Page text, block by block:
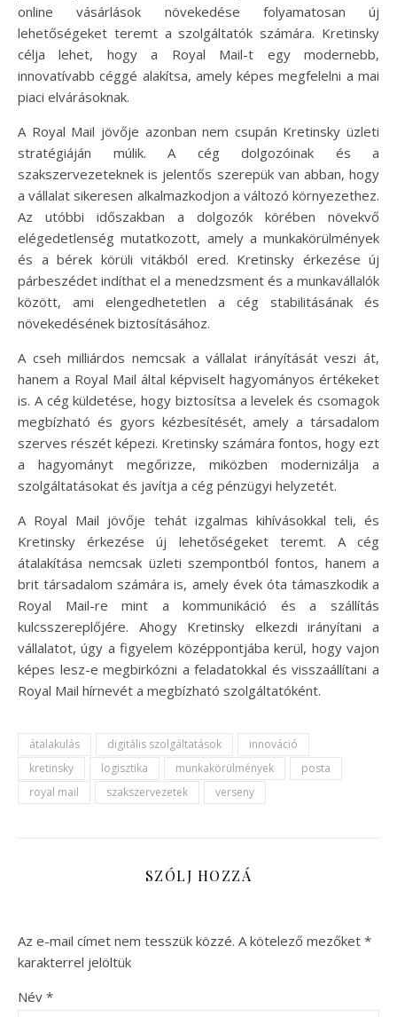
online vásárlások növekedése folyamatosan új
lehetőségeket teremt a szolgáltatók számára. Kretinsky
célja lehet, hogy a Royal Mail-t egy modernebb,
innovatívabb céggé alakítsa, amely képes megfelelni a mai
piaci elvárásoknak.
A Royal Mail jövője azonban nem csupán Kretinsky üzleti
stratégiáján múlik. A cég dolgozóinak és a
szakszervezeteknek is jelentős szerepük van abban, hogy
a vállalat sikeresen alkalmazkodjon a változó környezethez.
Az utóbbi időszakban a dolgozók körében növekvő
elégedetlenség mutatkozott, amely a munkakörülmények
és a bérek körüli vitákból ered. Kretinsky érkezése új
párbeszédet indíthat el a menedzsment és a munkavállalók
között, ami elengedhetetlen a cég stabilitásának és
növekedésének biztosításához.
A cseh milliárdos nemcsak a vállalat irányítását veszi át,
hanem a Royal Mail által képviselt hagyományos értékeket
is. A cég küldetése, hogy biztosítsa a levelek és csomagok
megbízható és gyors kézbesítését, amely a társadalom
szerves részét képezi. Kretinsky számára fontos, hogy ezt
a hagyományt megőrizze, miközben modernizálja a
szolgáltatásokat és javítja a cég pénzügyi helyzetét.
A Royal Mail jövője tehát izgalmas kihívásokkal teli, és
Kretinsky érkezése új lehetőségeket teremt. A cég
átalakítása nemcsak üzleti szempontból fontos, hanem a
brit társadalom számára is, amely évek óta támaszkodik a
Royal Mail-re mint a kommunikáció és a szállítás
kulcsszereplőjére. Ahogy Kretinsky elkezdi irányítani a
vállalatot, úgy a figyelem középpontjába kerül, hogy vajon
képes lesz-e megbirkózni a feladatokkal és visszaállítani a
Royal Mail hírnevét a megbízható szolgáltatóként.
átalakulás digitális szolgáltatások
innováció
kretinsky
logisztika munkakörülmények
posta
royal mail
szakszervezetek verseny
SZÓLJ HOZZÁ
Az e-mail címet nem tesszük közzé. A kötelező mezőket *
karakterrel jelöltük
Név *